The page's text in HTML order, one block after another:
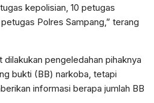
kepolisian, 10 petugas
Polres Sampang,” terang
pengeledahan pihaknya
bukti (BB) narkoba, tetapi
informasi berapa jumlah BB